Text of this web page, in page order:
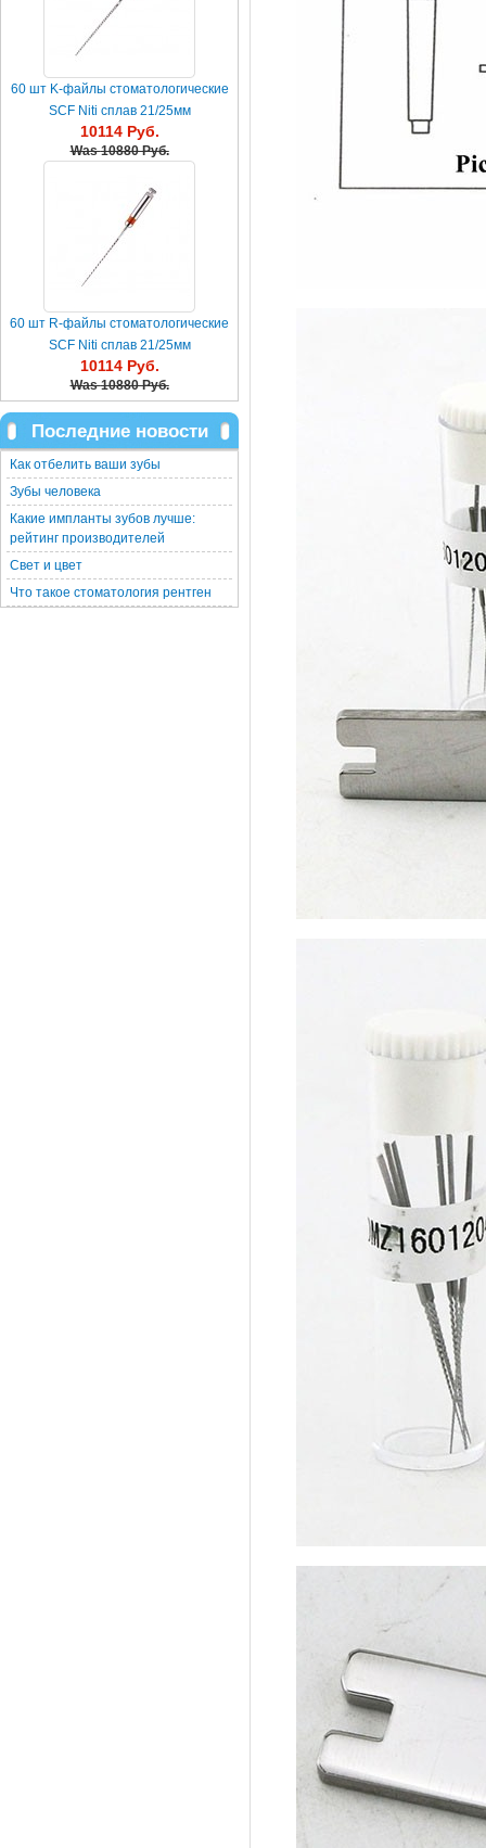
60 шт K-файлы стоматологические
SCF Niti сплав 21/25мм
10114 Руб.
Was10880 Руб.
60 шт R-файлы стоматологические
SCF Niti сплав 21/25мм
10114 Руб.
Was10880 Руб.
Последние новости
Как отбелить ваши зубы
Зубы человека
Какие импланты зубов лучше:
рейтинг производителей
Свет и цвет
Что такое стоматология рентген